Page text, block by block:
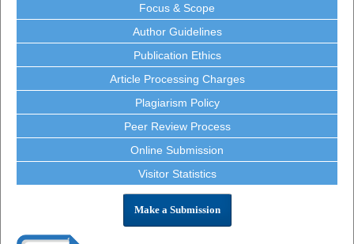
Focus & Scope
Author Guidelines
Publication Ethics
Article Processing Charges
Plagiarism Policy
Peer Review Process
Online Submission
Visitor Statistics
Make a Submission